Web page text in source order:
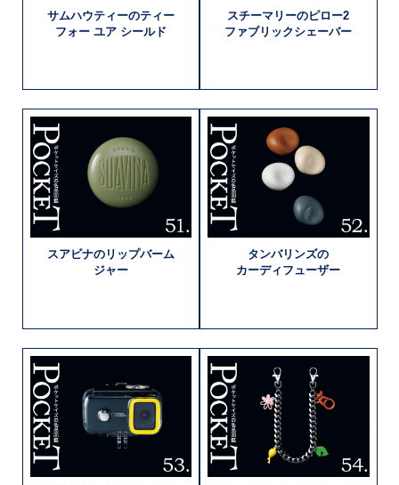
サムハウティーのティー
フォー ユア シールド
スチーマリーのピロー2
ファブリックシェーバー
スアビナのリップバーム
ジャー
タンバリンズの
カーディフューザー